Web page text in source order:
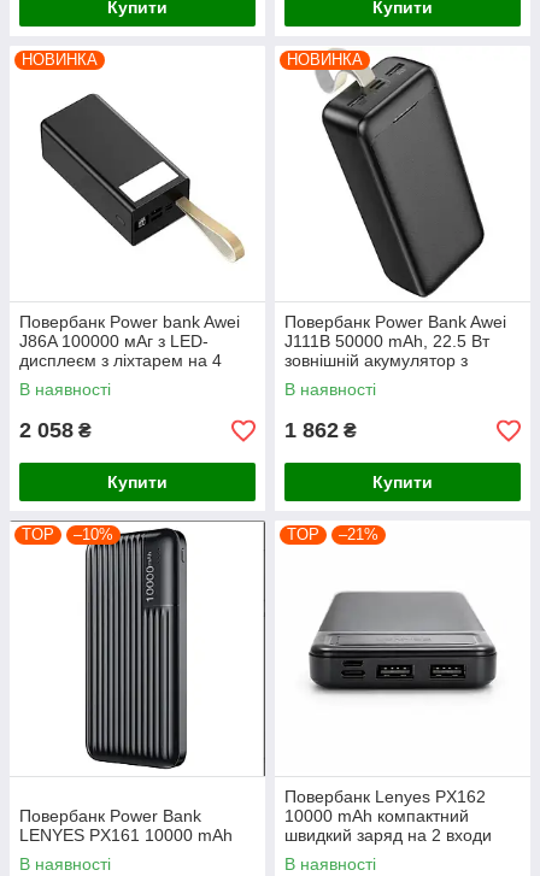
Купити Купити
НОВИНКА
Повербанк Power bank Awei
J86A 100000 мАг з LED-
дисплеєм з ліхтарем на 4
роз'єми 22,5 Вт
В наявності
2 058 ₴
Купити
НОВИНКА
Повербанк Power Bank Awei
J111B 50000 mAh, 22.5 Вт
зовнішній акумулятор з
швидкою зарядкою 3 виходи
Li-Pol Чорний
В наявності
1 862 ₴
Купити
TOP –10%
Повербанк Power Bank
LENYES PX161 10000 mAh
В наявності
TOP –21%
Повербанк Lenyes PX162
10000 mAh компактний
швидкий заряд на 2 входи
чорний
В наявності